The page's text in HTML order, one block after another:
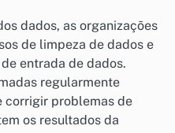
dados, as organizações
de limpeza de dados e
entrada de dados.
regularmente
corrigir problemas de
os resultados da